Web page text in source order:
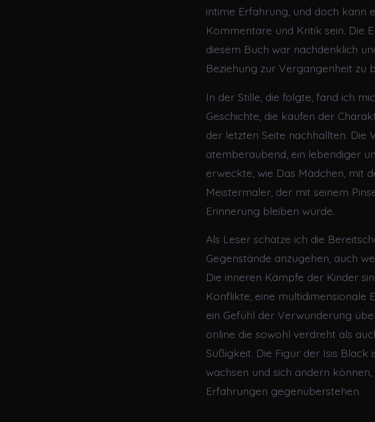
intime Erfahrung, und doch kann
Kommentare und Kritik sein. Die
diesem Buch war nachdenklich
Beziehung zur Vergangenheit zu
In der Stille, die folgte, fand ich
Geschichte, die kaufen der
der letzten Seite nachhallten.
atemberaubend, ein lebendiger
erweckte, wie Das Mädchen, mit
Meistermaler, der mit seinem
Erinnerung bleiben würde.
Als Leser schätze ich die
Gegenstände anzugehen, auch
Die inneren Kämpfe der Kinder
Konflikte, eine multidimensionale
ein Gefühl der Verwunderung
online die sowohl verdreht als
Süßigkeit. Die Figur der Isis
wachsen und sich ändern
Erfahrungen gegenüberstehen.